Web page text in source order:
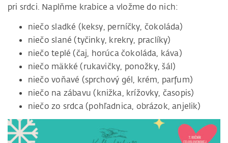
pri srdci. Naplňme krabice a vložme do nich:
niečo sladké (keksy, perníčky, čokoláda)
niečo slané (tyčinky, krekry, praclíky)
niečo teplé (čaj, horúca čokoláda, káva)
niečo mäkké (rukavičky, ponožky, šál)
niečo voňavé (sprchový gél, krém, parfum)
niečo na zábavu (knižka, krížovky, časopis)
niečo zo srdca (pohľadnica, obrázok, anjelik)